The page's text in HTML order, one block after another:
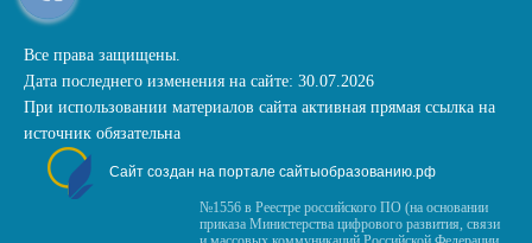
Все права защищены.
Дата последнего изменения на сайте: 30.07.2026
При использовании материалов сайта активная прямая ссылка на
источник обязательна
Сайт создан на портале сайтыобразованию.рф
№1556 в Реестре российского ПО (на основании
приказа Министерства цифрового развития, связи